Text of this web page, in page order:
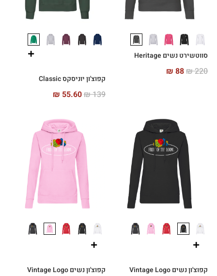
סווטשירט נשים Heritage
₪220
₪ 88
קפוצ'ון יוניסקס Classic
₪139
₪ 55.60
קפוצ'ון נשים Vintage Logo קפוצ'ון נשים Vintage Logo